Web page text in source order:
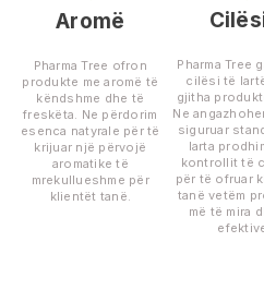
Aromë
Pharma Tree ofron
produkte me aromë të
këndshme dhe të
freskëta. Ne përdorim
esenca natyrale për të
krijuar një përvojë
aromatike të
mrekullueshme për
klientët tanë.
Pharma Tree
cilësi të
gjitha
Ne
siguruar
larta
kontrollit të
për të ofruar
tanë vetëm
më të mira